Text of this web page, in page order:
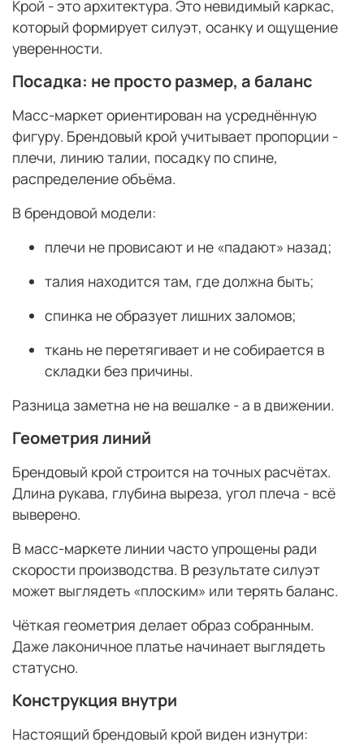
Крой - это архитектура. Это невидимый каркас,
который формирует силуэт, осанку и ощущение
уверенности.
Посадка: не просто размер, а баланс
Масс-маркет ориентирован на усреднённую
фигуру. Брендовый крой учитывает пропорции -
плечи, линию талии, посадку по спине,
распределение объёма.
В брендовой модели:
плечи не провисают и не «падают» назад;
талия находится там, где должна быть;
спинка не образует лишних заломов;
ткань не перетягивает и не собирается в
складки без причины.
Разница заметна не на вешалке - а в движении.
Геометрия линий
Брендовый крой строится на точных расчётах.
Длина рукава, глубина выреза, угол плеча - всё
выверено.
В масс-маркете линии часто упрощены ради
скорости производства. В результате силуэт
может выглядеть «плоским» или терять баланс.
Чёткая геометрия делает образ собранным.
Даже лаконичное платье начинает выглядеть
статусно.
Конструкция внутри
Настоящий брендовый крой виден изнутри: